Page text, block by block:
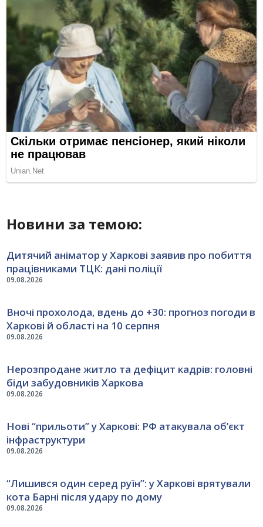
Новини за темою:
09.08.2026
Дитячий аніматор у Харкові заявив про побиття
працівниками ТЦК: дані поліції
09.08.2026
Вночі прохолода, вдень до +30: прогноз погоди в
Харкові й області на 10 серпня
09.08.2026
Нерозпродане житло та дефіцит кадрів: головні
біди забудовників Харкова
09.08.2026
Нові “прильоти” у Харкові: РФ атакувала об’єкт
інфраструктури
09.08.2026
“Лишився один серед руїн”: у Харкові врятували
кота Барні після удару по дому